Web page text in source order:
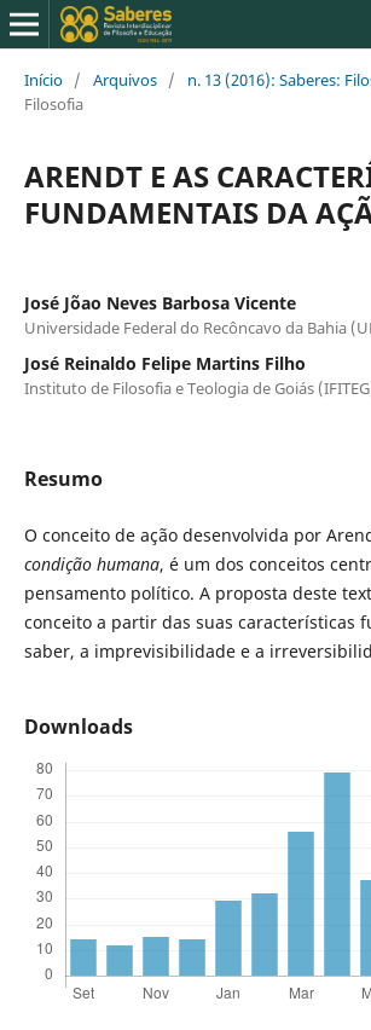
Início / Arquivos / n. 13 (2016): Saberes:
Filosofia
ARENDT E AS
FUNDAMENTAIS DA
José Jõao Neves Barbosa Vicente
Universidade Federal do Recôncavo da Bahia
José Reinaldo Felipe Martins Filho
Instituto de Filosofia e Teologia de Goiás
Resumo
O conceito de ação desenvolvida por
condição humana, é um dos conceitos
pensamento político. A proposta deste
conceito a partir das suas características
saber, a imprevisibilidade e a
Downloads